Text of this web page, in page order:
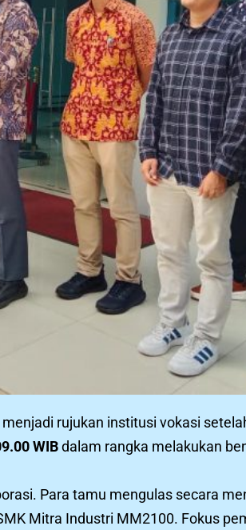
rujukan institusi vokasi
WIBdalam rangka melakukan
Para tamu mengulas secara
Mitra Industri MM2100. Fokus